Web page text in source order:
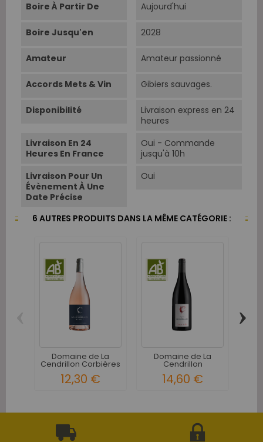
Boire À Partir De Aujourd'hui
Boire Jusqu'en 2028
Amateur Amateur passionné
Accords Mets & Vin Gibiers sauvages.
Disponibilité
Livraison express en 24
heures
Livraison En 24
Heures En France
Oui - Commande
jusqu'à 10h
Livraison Pour Un
Évènement À Une
Date Précise
Oui
6 AUTRES PRODUITS DANS LA MÊME CATÉGORIE :
Domaine de La
Cendrillon Corbières
12,30 €
Domaine de La
Cendrillon
14,60 €
›